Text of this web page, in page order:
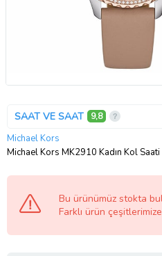
SAAT VE SAAT 9,8
Michael Kors
Michael Kors MK2910 Kadın Kol Saati
Bu ürünümüz stokta
Farklı ürün